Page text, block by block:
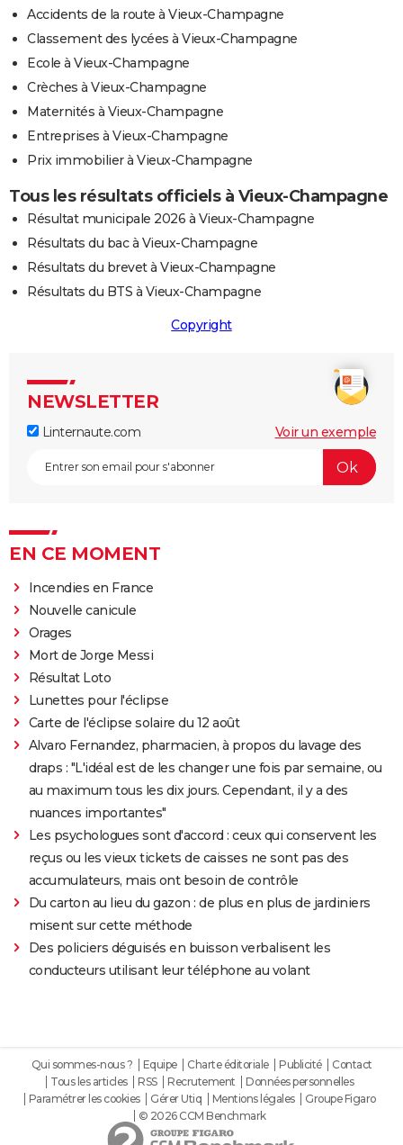
Accidents de la route à Vieux-Champagne
Classement des lycées à Vieux-Champagne
Ecole à Vieux-Champagne
Crèches à Vieux-Champagne
Maternités à Vieux-Champagne
Entreprises à Vieux-Champagne
Prix immobilier à Vieux-Champagne
Tous les résultats officiels à Vieux-Champagne
Résultat municipale 2026 à Vieux-Champagne
Résultats du bac à Vieux-Champagne
Résultats du brevet à Vieux-Champagne
Résultats du BTS à Vieux-Champagne
Copyright
NEWSLETTER
Linternaute.com Voir un exemple
EN CE MOMENT
Incendies en France
Nouvelle canicule
Orages
Mort de Jorge Messi
Résultat Loto
Lunettes pour l'éclipse
Carte de l'éclipse solaire du 12 août
Alvaro Fernandez, pharmacien, à propos du lavage des
draps : "L'idéal est de les changer une fois par semaine, ou
au maximum tous les dix jours. Cependant, il y a des
nuances importantes"
Les psychologues sont d'accord : ceux qui conservent les
reçus ou les vieux tickets de caisses ne sont pas des
accumulateurs, mais ont besoin de contrôle
Du carton au lieu du gazon : de plus en plus de jardiniers
misent sur cette méthode
Des policiers déguisés en buisson verbalisent les
conducteurs utilisant leur téléphone au volant
Qui sommes-nous ? Equipe Charte éditoriale Publicité
Contact
Tous les articles
RSS Recrutement
Données personnelles
Paramétrer les cookies
Gérer Utiq Mentions légales
Groupe Figaro
© 2026 CCM Benchmark